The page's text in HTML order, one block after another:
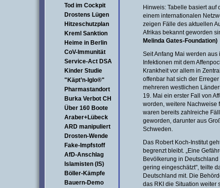
Tod im Cockpit
Drostens Lügen
Hitzeschutzplan
Kreml Sanktion
Heime in Berlin
CoV-Immunität
Service-Act DSA
Kinder Studie
"Käpt’n-Iglo®"
Pharmastandort
Burka Verbot CH
Über 160 Boote
Araber+Lübeck
ARD manipuliert
Drosten-Wende
Fake-Impfstoff
AfD-Anschlag
Islamisten (IS)
Böller-Kämpfe
Bauern-Demo
Hinweis: Tabelle basiert
einem internationalen
zeigen Fälle des aktuellen
Afrikas bekannt geworden
Melinda Gates-Foundation)
Seit Anfang Mai werden
Infektionen mit dem
Krankheit vor allem in
offenbar hat sich der
mehreren westlichen
19. Mai ein erster Fall von
worden, weitere Nachweise
waren bereits zahlreiche
geworden, darunter aus
Schweden.
Das Robert Koch-Institut
begrenzt bleibt. „Eine
Bevölkerung in
gering eingeschätzt", teilte
Deutschland mit. Die
das RKI die Situation weiter